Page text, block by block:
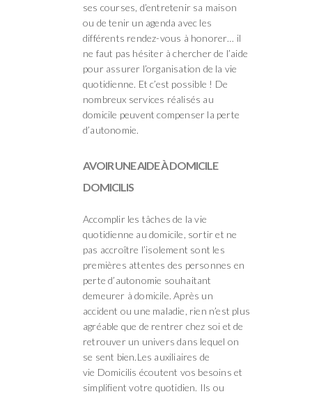
ses courses, d’entretenir sa maison
ou de tenir un agenda avec les
différents rendez-vous à honorer… il
ne faut pas hésiter à chercher de l’aide
pour assurer l’organisation de la vie
quotidienne. Et c’est possible ! De
nombreux services réalisés au
domicile peuvent compenser la perte
d’autonomie.
AVOIR UNE AIDE À DOMICILE
DOMICILIS
Accomplir les tâches de la vie
quotidienne au domicile, sortir et ne
pas accroître l’isolement sont les
premières attentes des personnes en
perte d’autonomie souhaitant
demeurer à domicile. Après un
accident ou une maladie, rien n’est plus
agréable que de rentrer chez soi et de
retrouver un univers dans lequel on
se sent bien.Les auxiliaires de
vie Domicilis écoutent vos besoins et
simplifient votre quotidien. Ils ou